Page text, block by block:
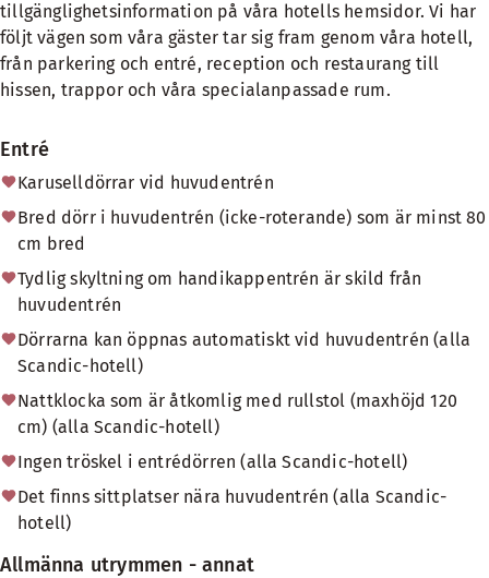
tillgänglighetsinformation på våra hotells hemsidor. Vi har
följt vägen som våra gäster tar sig fram genom våra hotell,
från parkering och entré, reception och restaurang till
hissen, trappor och våra specialanpassade rum.
Entré
Karuselldörrar vid huvudentrén
Bred dörr i huvudentrén (icke-roterande) som är minst 80
cm bred
Tydlig skyltning om handikappentrén är skild från
huvudentrén
Dörrarna kan öppnas automatiskt vid huvudentrén (alla
Scandic-hotell)
Nattklocka som är åtkomlig med rullstol (maxhöjd 120
cm) (alla Scandic-hotell)
Ingen tröskel i entrédörren (alla Scandic-hotell)
Det finns sittplatser nära huvudentrén (alla Scandic-
hotell)
Allmänna utrymmen - annat